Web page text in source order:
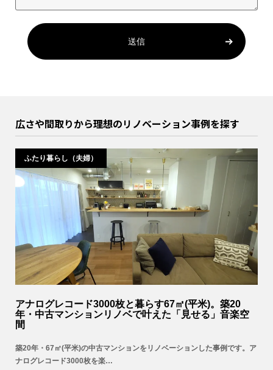
広さや間取りから理想のリノベーション事例を探す
ふたり暮らし（夫婦）
アナログレコード3000枚と暮らす67㎡(平米)。築20
年・中古マンションリノベで叶えた「見せる」音楽空
間
築20年・67㎡(平米)の中古マンションをリノベーションした事例です。ア
ナログレコード3000枚を楽…